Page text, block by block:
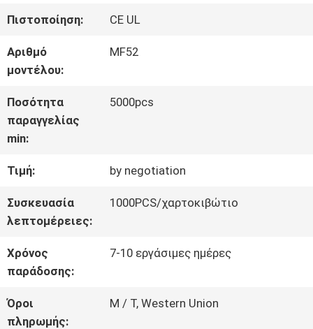
ΣΤΟ
ΕΡΓΟΣΤΆΣΙΟ
ΈΛΕΓΧΟΣ
ΠΟΙΌΤΗΤΑΣ
ΕΠΙΚΟΙΝΩΝΉΣΤΕ
ΜΑΖΊ
ΜΑΣ
ΕΙΔΉΣΕΙΣ
Πιστοποίηση: CE UL
Αριθμό
μοντέλου:
MF52
Ποσότητα
παραγγελίας
min:
5000pcs
Τιμή: by negotiation
Συσκευασία
λεπτομέρειες:
1000PCS/χαρτοκιβώτιο
Χρόνος
παράδοσης:
7-10 εργάσιμες ημέρες
Όροι
πληρωμής:
Μ / Τ, Western Union